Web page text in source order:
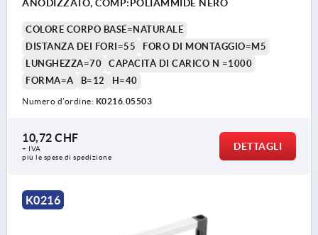
ANODIZZATO, COMP:POLIAMMIDE NERO
COLORE CORPO BASE=NATURALE
DISTANZA DEI FORI=55
FORO DI MONTAGGIO=M5
LUNGHEZZA=70
CAPACITÀ DI CARICO N =1000
FORMA=A
B=12 H=40
Numero d’ordine: K0216.05503
10,72 CHF
+ IVA
più le spese di spedizione
DETTAGLI
K0216